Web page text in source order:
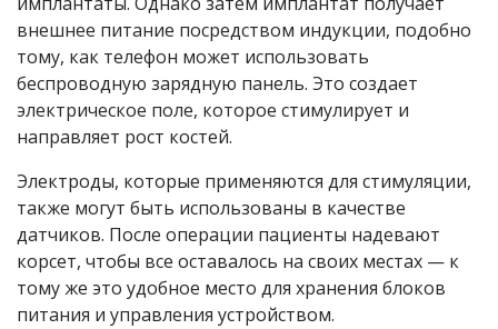
внешнее питание посредством индукции, подобно
тому, как телефон может использовать
беспроводную зарядную панель. Это создает
электрическое поле, которое стимулирует и
направляет рост костей.
Электроды, которые применяются для стимуляции,
также могут быть использованы в качестве
датчиков. После операции пациенты надевают
корсет, чтобы все оставалось на своих местах — к
тому же это удобное место для хранения блоков
питания и управления устройством.